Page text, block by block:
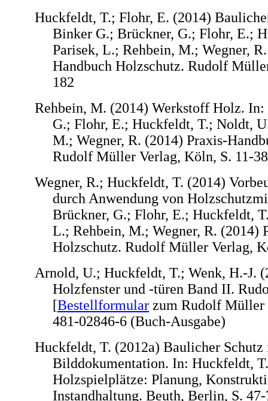
Huckfeldt, T.; Flohr, E. (2014)
Binker G.; Brückner, G.; Flohr, E.;
Parisek, L.; Rehbein, M.; Wegner,
Handbuch Holzschutz. Rudolf
182
Rehbein, M. (2014) Werkstoff Holz.
G.; Flohr, E.; Huckfeldt, T.; Noldt,
M.; Wegner, R. (2014) Praxis-
Rudolf Müller Verlag, Köln, S. 11-38
Wegner, R.; Huckfeldt, T. (2014)
durch Anwendung von
Brückner, G.; Flohr, E.; Huckfeldt,
L.; Rehbein, M.; Wegner, R. (2014)
Holzschutz. Rudolf Müller Verlag,
Arnold, U.; Huckfeldt, T.; Wenk, H.-J.
Holzfenster und -türen Band II.
[Bestellformularzum Rudolf Müller
481-02846-6 (Buch-Ausgabe)
Huckfeldt, T. (2012a) Baulicher Schutz
Bilddokumentation. In: Huckfeldt,
Holzspielplätze: Planung,
Instandhaltung. Beuth, Berlin, S.